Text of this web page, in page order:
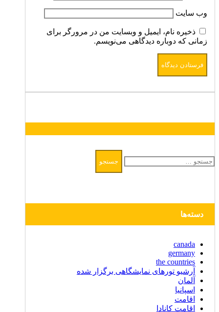
وب‌ سایت
ذخیره نام، ایمیل و وبسایت من در مرورگر برای
زمانی که دوباره دیدگاهی می‌نویسم.
جستجو
برای:
دسته‌ها
canada
germany
the countries
آرشیو تورهای نمایشگاهی برگزار شده
آلمان
اسپانیا
اقامت
اقامت کانادا